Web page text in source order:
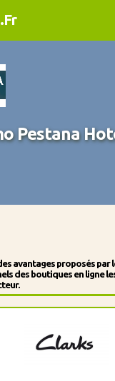
Pestana
avantages proposés par
des boutiques en ligne